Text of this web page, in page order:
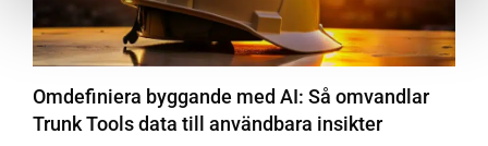
Omdefiniera byggande med AI: Så omvandlar
Trunk Tools data till användbara insikter